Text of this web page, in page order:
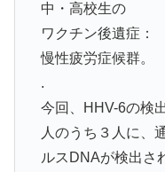
中・高校生の
ワクチン後遺症：
慢性疲労症候群。
.
今回、HHV-6の検
人のうち３人に、
ルスDNAが検出さ